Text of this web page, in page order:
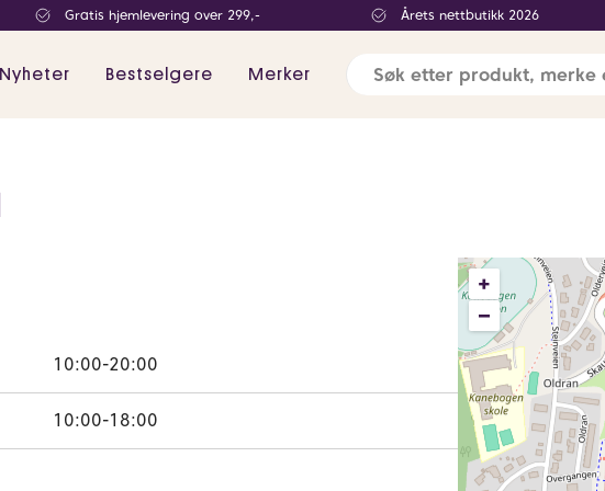
Gratis hjemlevering over 299,- Årets nettbutikk 2026
Nyheter Bestselgere Merker
+
–
10:00-20:00
10:00-18:00